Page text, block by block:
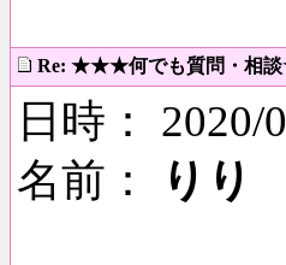
Re: ★★★何でも質問・相
日時： 2020/
名前：
りり